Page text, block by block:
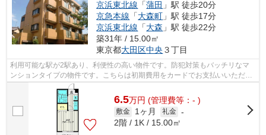
京浜東北線 「蒲田 」駅 徒歩20分
京急本線 「大森町 」駅 徒歩17分
京浜東北線 「大森 」駅 徒歩22分
築31年 / 15.00㎡
東京都大田区中央 ３丁目
利用可能な駅が2駅あり、利便性の高い物件です。防犯対策もバッチリなマ
ンションタイプの物件です。こちらは初期費用をカードでお支払いいただけ
る物件です。できるだけ早めに不動産情...
6.5万円 (管理費等：- )
敷金 1ヶ月 礼金 -
2階 / 1K / 15.00㎡